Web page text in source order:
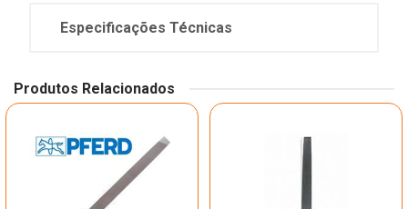
Especificações Técnicas
Produtos Relacionados